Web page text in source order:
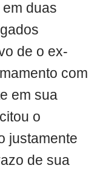
duas
de o ex-
com
em sua
o
justamente
de sua